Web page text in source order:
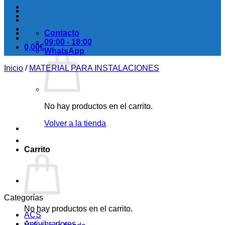
0,00€
No hay productos en el carrito.
Volver a la tienda
Carrito
No hay productos en el carrito.
Contacto
09:00 - 18:00
WhatsApp
Inicio / MATERIAL PARA INSTALACIONES
Categorías
ACS